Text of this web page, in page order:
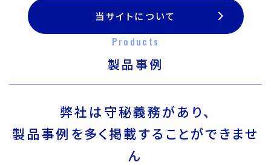
当サイトについて
Products
製品事例
弊社は守秘義務があり、
製品事例を多く掲載することができませ
ん